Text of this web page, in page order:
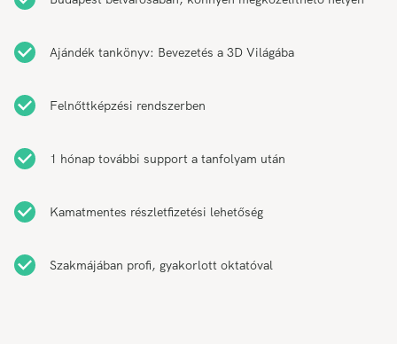
Ajándék tankönyv: Bevezetés a 3D Világába
Felnőttképzési rendszerben
1 hónap további support a tanfolyam után
Kamatmentes részletfizetési lehetőség
Szakmájában profi, gyakorlott oktatóval